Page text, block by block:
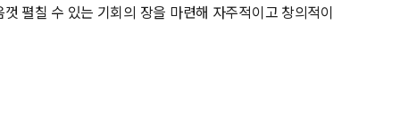
펼칠 수 있는 기회의 장을 마련해 자주적이고 창의적이